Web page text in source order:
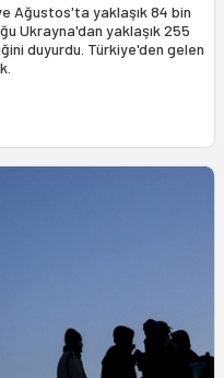
Ağustos'ta yaklaşık 84 bin
Ukrayna'dan yaklaşık 255
duyurdu. Türkiye'den gelen